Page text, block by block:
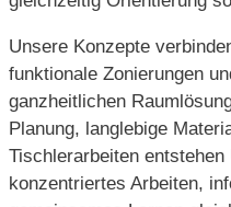
Unsere Konzepte
funktionale Zonierungen
ganzheitlichen
Planung, langlebige
Tischlerarbeiten entstehen
konzentriertes Arbeiten,